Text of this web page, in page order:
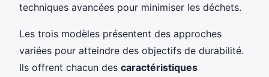
techniques avancées pour minimiser les déchets.
Les trois modèles présentent des approches
variées pour atteindre des objectifs de durabilité.
Ils offrent chacun des caractéristiques